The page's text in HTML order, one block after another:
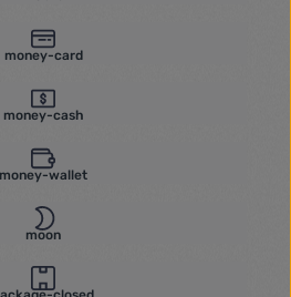
money-card
money-cash
money-wallet
moon